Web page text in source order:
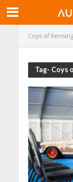
Coys of
Tag- Coys